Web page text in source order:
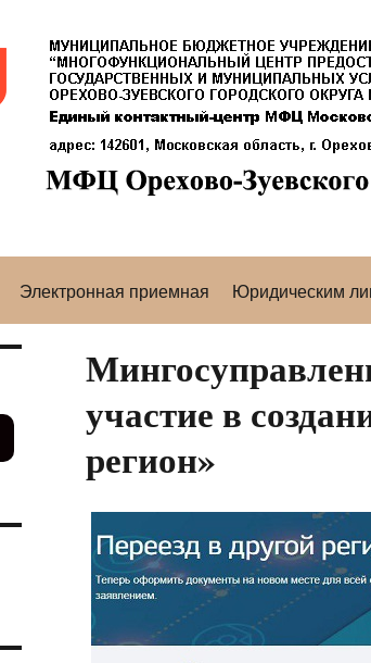
Электронная приемная Юридическим
участие в
регион»